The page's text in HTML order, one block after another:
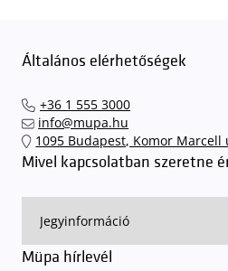
érkezéskor megnövekedett
azt javasoljuk kedves
találhassák meg a legideálisabb
érkezhessenek meg előadásainkra
sorompókat rendszámfelismerő
ingyenes azon vendégeink
rendjének részletes leírásaelérhető
Általános elérhetőségek
+36 1 555 3000
info@mupa.hu
1095 Budapest, Komor Marcell
Mivel kapcsolatban szeretne
Müpa hírlevél